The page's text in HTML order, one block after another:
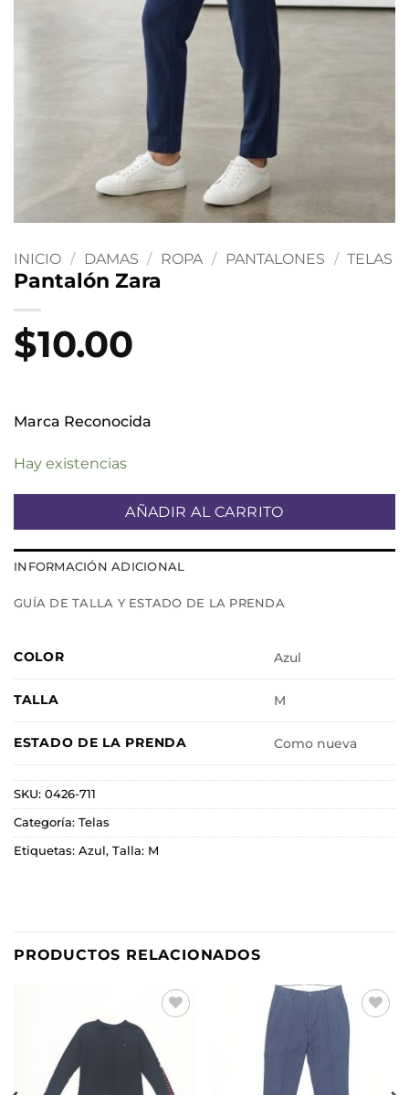
INICIO / DAMAS / ROPA / PANTALONES / TELAS
Pantalón Zara
$10.00
Marca Reconocida
Hay existencias
AÑADIR AL CARRITO
INFORMACIÓN ADICIONAL
GUÍA DE TALLA Y ESTADO DE LA PRENDA
COLOR Azul
TALLA M
ESTADO DE LA PRENDA Como nueva
SKU: 0426-711
Categoría: Telas
Etiquetas: Azul, Talla: M
PRODUCTOS RELACIONADOS
lista de
deseos
deseos